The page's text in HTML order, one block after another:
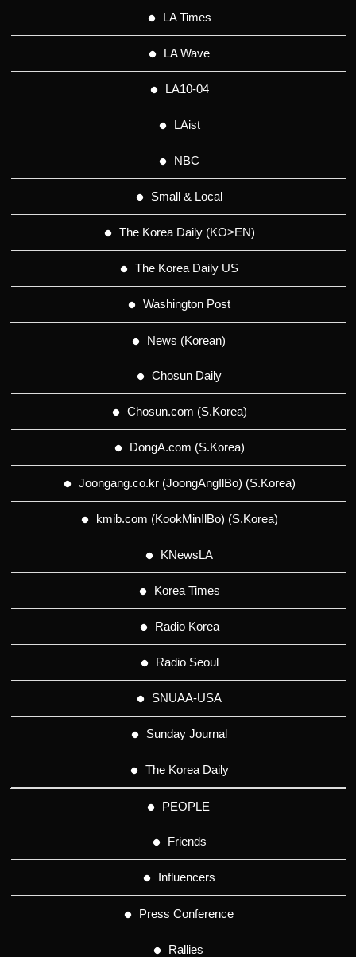
LA Times
LA Wave
LA10-04
LAist
NBC
Small & Local
The Korea Daily (KO>EN)
The Korea Daily US
Washington Post
News (Korean)
Chosun Daily
Chosun.com (S.Korea)
DongA.com (S.Korea)
Joongang.co.kr (JoongAngIlBo) (S.Korea)
kmib.com (KookMinIlBo) (S.Korea)
KNewsLA
Korea Times
Radio Korea
Radio Seoul
SNUAA-USA
Sunday Journal
The Korea Daily
PEOPLE
Friends
Influencers
Press Conference
Rallies